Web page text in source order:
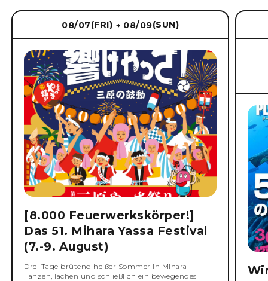
08/07(FRI) → 08/09(SUN)
[8.000 Feuerwerkskörper!]
Das 51. Mihara Yassa Festival
(7.-9. August)
Drei Tage brütend heißer Sommer in Mihara!
Tanzen, lachen und schließlich ein bewegendes